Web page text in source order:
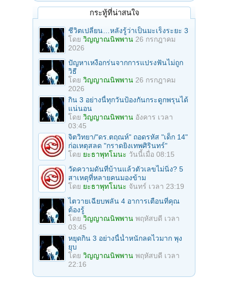
กระทู้ที่น่าสนใจ
ชีวิตเปลี่ยน…หลังรู้ว่าเป็นมะเร็งระยะ 3
โดย วิญญาณนิพพาน 26 กรกฎาคม
2026
ปัญหาเหงือกร่นจากการแปรงฟันไม่ถูก
วิธี
โดย วิญญาณนิพพาน 26 กรกฎาคม
2026
กิน 3 อย่างนี้ทุกวันป้องกันกระดูกพรุนได้
แน่นอน
โดย วิญญาณนิพพาน อังคาร เวลา
03:45
จิตวิทยา/"ดร.ตฤณห์" ถอดรหัส "เด็ก 14"
ก่อเหตุสลด "กราดยิงเทพศิรินทร์"
โดย ยะธาพุทโมนะ วันนี้เมื่อ 08:15
วัดความดันที่บ้านแล้วตัวเลขไม่นิ่ง? 5
สาเหตุที่หลายคนมองข้าม
โดย ยะธาพุทโมนะ จันทร์ เวลา 23:19
ไตวายเฉียบพลัน 4 อาการเตือนที่คุณ
ต้องรู้
โดย วิญญาณนิพพาน พฤหัสบดี เวลา
03:45
หยุดกิน 3 อย่างนี้น้ำหนักลดไวมาก พุง
ยุบ
โดย วิญญาณนิพพาน พฤหัสบดี เวลา
22:16